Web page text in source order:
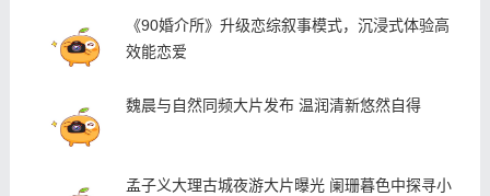
《90婚介所》升级恋综叙事模式，沉浸式体验高
效能恋爱
魏晨与自然同频大片发布 温润清新悠然自得
孟子义大理古城夜游大片曝光 阑珊暮色中探寻小